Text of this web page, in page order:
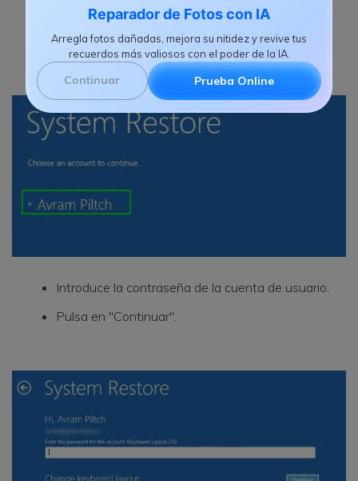
Reparador de Fotos con IA
Arregla fotos dañadas, mejora su nitidez y revive tus
recuerdos más valiosos con el poder de la IA.
Continuar Prueba Online
"Reparación de inicio".
Elige tu cuenta de usuario.
Introduce la contraseña de la cuenta de usuario.
Pulsa en "Continuar".